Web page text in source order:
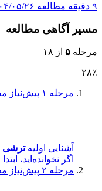
۹ دقیقه مطالعه ۱۴۰۴/
مسیر آگاهی مطالعه
مرحله ۵ از ۱۸
۲۸٪
مرحله ۱ پیش‌نیاز
آشنایی اولیهترشی
اگر نخوانده‌اید،
مرحله ۲
پیش‌نیاز